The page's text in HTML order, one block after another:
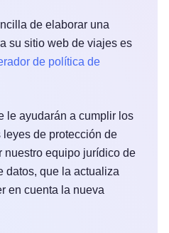
de elaborar una
su sitio web de viajes es
de política de
le ayudarán a cumplir los
de protección de
nuestro equipo jurídico de
datos, que la actualiza
en cuenta la nueva